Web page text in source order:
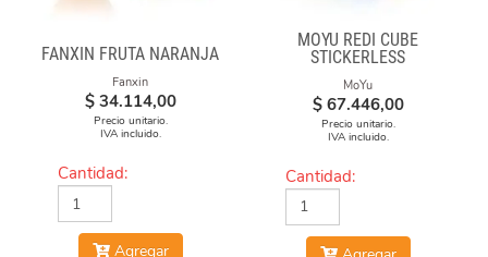
FANXIN FRUTA NARANJA
Fanxin
$ 34.114,00
Precio unitario.
IVA incluido.
Cantidad:
Agregar
MOYU REDI CUBE
STICKERLESS
MoYu
$ 67.446,00
Precio unitario.
IVA incluido.
Cantidad: